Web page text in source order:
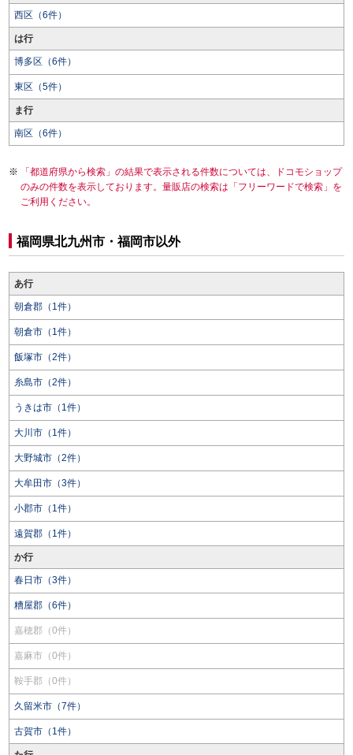
西区（6件）
は行
博多区（6件）
東区（5件）
ま行
南区（6件）
「都道府県から検索」の結果で表示される件数については、ドコモショップ
のみの件数を表示しております。量販店の検索は「フリーワードで検索」を
ご利用ください。
福岡県北九州市・福岡市以外
あ行
朝倉郡（1件）
朝倉市（1件）
飯塚市（2件）
糸島市（2件）
うきは市（1件）
大川市（1件）
大野城市（2件）
大牟田市（3件）
小郡市（1件）
遠賀郡（1件）
か行
春日市（3件）
糟屋郡（6件）
嘉穂郡（0件）
嘉麻市（0件）
鞍手郡（0件）
久留米市（7件）
古賀市（1件）